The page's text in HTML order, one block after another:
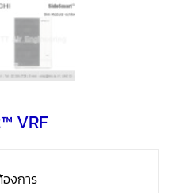
VRF
งการ